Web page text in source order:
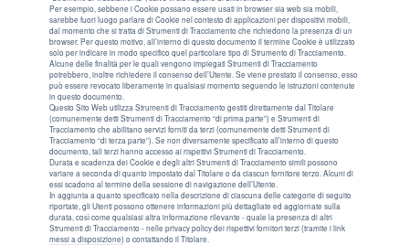
Per esempio, sebbene i Cookie possano essere usati in browser sia web sia mobili,
sarebbe fuori luogo parlare di Cookie nel contesto di applicazioni per dispositivi mobili,
dal momento che si tratta di Strumenti di Tracciamento che richiedono la presenza di un
browser. Per questo motivo, all’interno di questo documento il termine Cookie è utilizzato
solo per indicare in modo specifico quel particolare tipo di Strumento di Tracciamento.
Alcune delle finalità per le quali vengono impiegati Strumenti di Tracciamento
potrebbero, inoltre richiedere il consenso dell’Utente. Se viene prestato il consenso, esso
può essere revocato liberamente in qualsiasi momento seguendo le istruzioni contenute
in questo documento.
Questo Sito Web utilizza Strumenti di Tracciamento gestiti direttamente dal Titolare
(comunemente detti Strumenti di Tracciamento “di prima parte”) e Strumenti di
Tracciamento che abilitano servizi forniti da terzi (comunemente detti Strumenti di
Tracciamento “di terza parte”). Se non diversamente specificato all’interno di questo
documento, tali terzi hanno accesso ai rispettivi Strumenti di Tracciamento.
Durata e scadenza dei Cookie e degli altri Strumenti di Tracciamento simili possono
variare a seconda di quanto impostato dal Titolare o da ciascun fornitore terzo. Alcuni di
essi scadono al termine della sessione di navigazione dell’Utente.
In aggiunta a quanto specificato nella descrizione di ciascuna delle categorie di seguito
riportate, gli Utenti possono ottenere informazioni più dettagliate ed aggiornate sulla
durata, così come qualsiasi altra informazione rilevante - quale la presenza di altri
Strumenti di Tracciamento - nelle privacy policy dei rispettivi fornitori terzi (tramite i link
messi a disposizione) o contattando il Titolare.